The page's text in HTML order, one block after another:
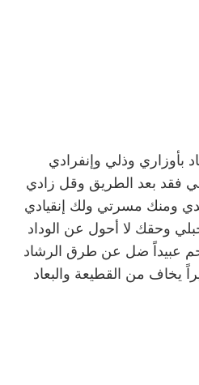
بأوزاري وذلي وإنفرادي
فقد بعد الطريق وقل زادي
ومنك مسرتي ولك إنقيادي
وحقك لا أحول عن الوداد
عبيداً ضل عن طرق الرشاد
يخاف من القطيعة والبعاد